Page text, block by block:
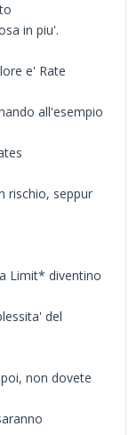
in piu'.
e' Rate
all'esempio
rischio, seppur
Limit* diventino
del
non dovete